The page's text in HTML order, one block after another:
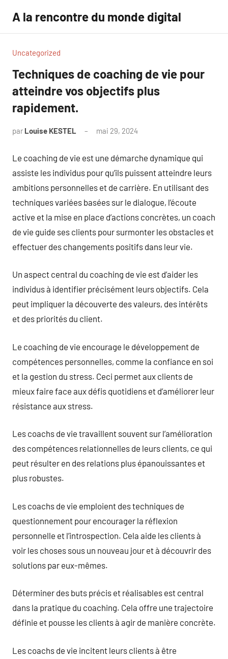
contenu
A la rencontre du monde digital
Uncategorized
Techniques de coaching de vie pour
atteindre vos objectifs plus
rapidement.
par Louise KESTEL mai 29, 2024
Le coaching de vie est une démarche dynamique qui
assiste les individus pour qu’ils puissent atteindre leurs
ambitions personnelles et de carrière. En utilisant des
techniques variées basées sur le dialogue, l’écoute
active et la mise en place d’actions concrètes, un coach
de vie guide ses clients pour surmonter les obstacles et
effectuer des changements positifs dans leur vie.
Un aspect central du coaching de vie est d’aider les
individus à identifier précisément leurs objectifs. Cela
peut impliquer la découverte des valeurs, des intérêts
et des priorités du client.
Le coaching de vie encourage le développement de
compétences personnelles, comme la confiance en soi
et la gestion du stress. Ceci permet aux clients de
mieux faire face aux défis quotidiens et d’améliorer leur
résistance aux stress.
Les coachs de vie travaillent souvent sur l’amélioration
des compétences relationnelles de leurs clients, ce qui
peut résulter en des relations plus épanouissantes et
plus robustes.
Les coachs de vie emploient des techniques de
questionnement pour encourager la réflexion
personnelle et l’introspection. Cela aide les clients à
voir les choses sous un nouveau jour et à découvrir des
solutions par eux-mêmes.
Déterminer des buts précis et réalisables est central
dans la pratique du coaching. Cela offre une trajectoire
définie et pousse les clients à agir de manière concrète.
Les coachs de vie incitent leurs clients à être